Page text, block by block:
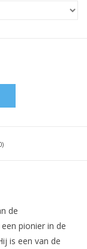
de
pionier in de
is een van de